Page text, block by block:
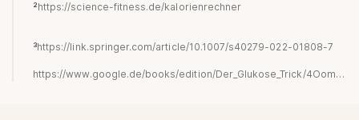
²https://science-fitness.de/kalorienrechner
³https://link.springer.com/article/10.1007/s40279-022-01808-7
https://www.google.de/books/edition/Der_Glukose_Trick/4OomEAAAQBAJ ?hl=de&gbpv=0